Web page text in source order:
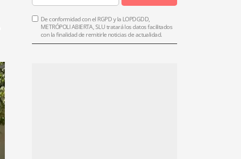
De conformidad con el RGPD y la LOPDGDD,
METRÓPOLI ABIERTA, SLU tratará los datos facilitados
con la finalidad de remitirle noticias de actualidad.